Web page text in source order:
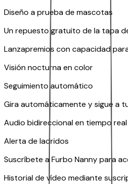
Diseño a prueba de mascotas
Un repuesto gratuito de la tapa
Lanzapremios con capacidad
Visión nocturna en color
Seguimiento automático
Gira automáticamente y sigue a
Audio bidireccional en tiempo real
Alerta de ladridos
Suscríbete a Furbo Nanny para
Historial de vídeo mediante